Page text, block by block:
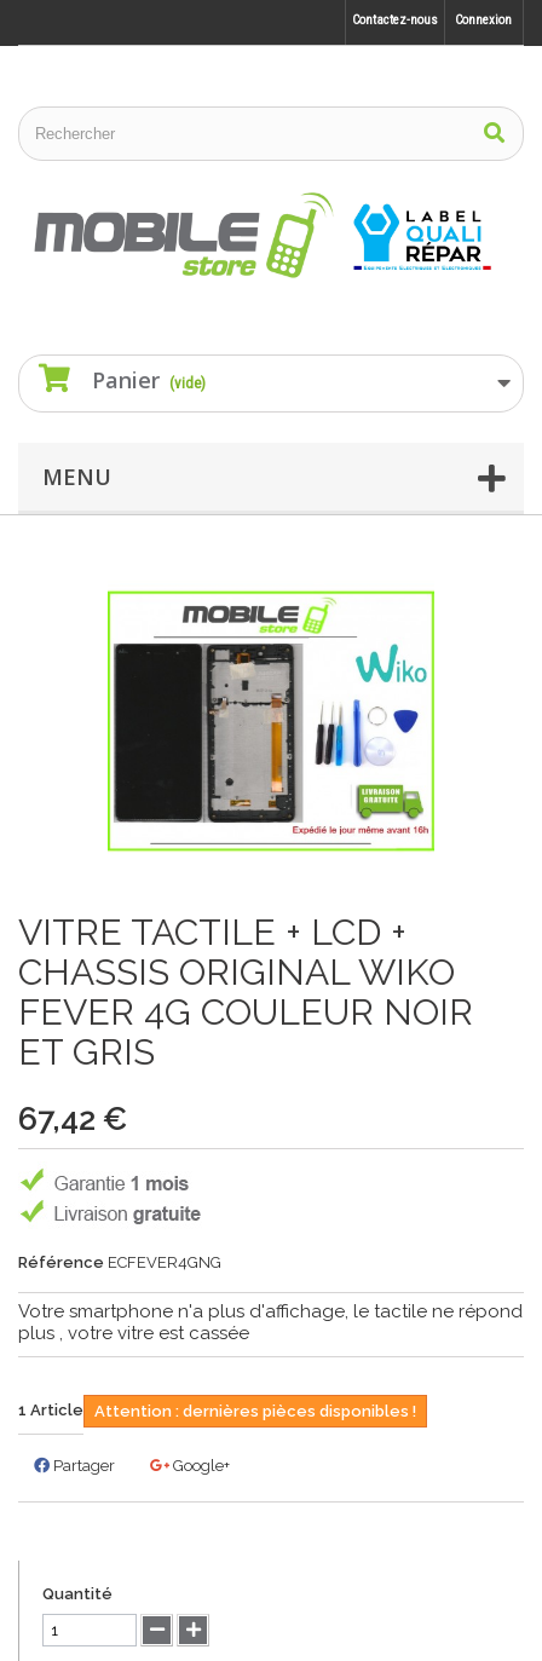
Connexion
Contactez-nous
Panier (vide)
MENU
VITRE TACTILE + LCD +
CHASSIS ORIGINAL WIKO
FEVER 4G COULEUR NOIR
ET GRIS
67,42 €
Référence ECFEVER4GNG
Votre smartphone n'a plus d'affichage, le tactile ne répond
plus , votre vitre est cassée
1 Article Attention : dernières pièces disponibles !
Partager Google+
Quantité